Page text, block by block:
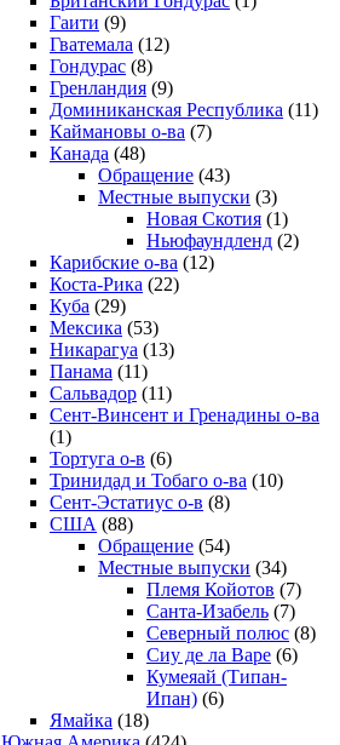
Гаити (9)
Гватемала (12)
Гондурас (8)
Гренландия (9)
Доминиканская Республика (11)
Каймановы о-ва (7)
Канада (48)
Обращение (43)
Местные выпуски (3)
Новая Скотия (1)
Ньюфаундленд (2)
Карибские о-ва (12)
Коста-Рика (22)
Куба (29)
Мексика (53)
Никарагуа (13)
Панама (11)
Сальвадор (11)
Сент-Винсент и Гренадины о-ва
(1)
Тортуга о-в (6)
Тринидад и Тобаго о-ва (10)
Сент-Эстатиус о-в (8)
США (88)
Обращение (54)
Местные выпуски (34)
Племя Койотов (7)
Санта-Изабель (7)
Северный полюс (8)
Сиу де ла Варе (6)
Кумеяай (Типан-
Ипан) (6)
Ямайка (18)